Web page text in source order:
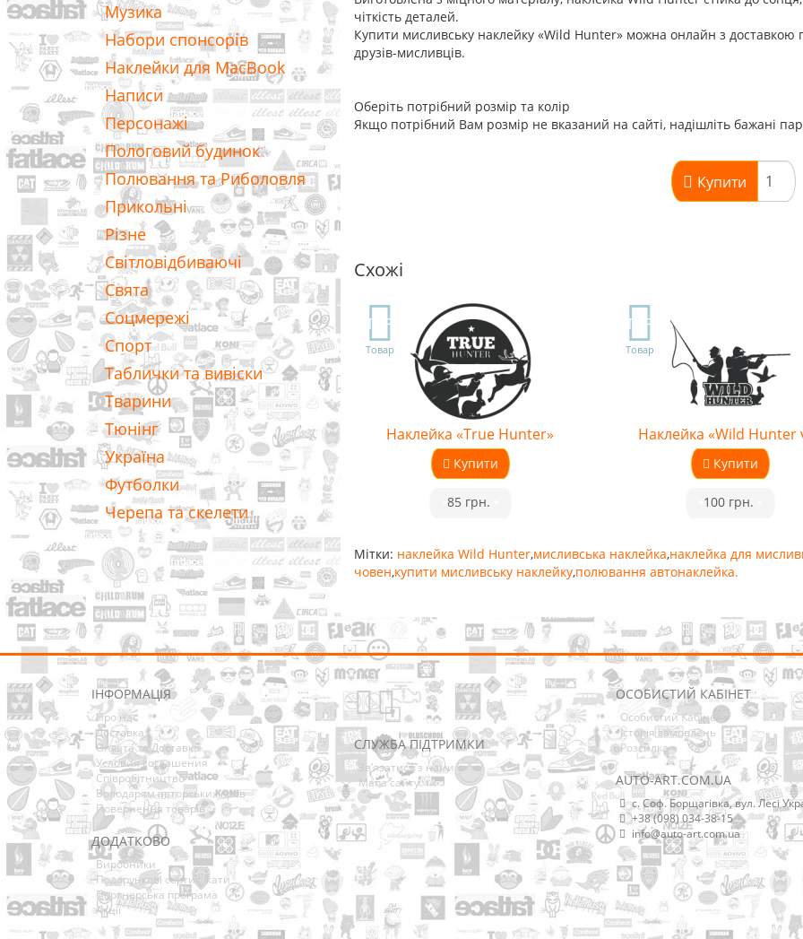
Музика
Набори спонсорів
Наклейки для MacBook
Написи
Персонажі
Пологовий будинок
Полювання та Риболовля
Прикольні
Різне
Світловідбиваючі
Свята
Соцмережі
Спорт
Таблички та вивіски
Тварини
Тюнінг
Україна
Футболки
Черепа та скелети
чіткість деталей.
Купити мисливську наклейку «Wild Hunter» можна онлайн з доставкою
друзів-мисливців.
Оберіть потрібний розмір та колір
Якщо потрібний Вам розмір не вказаний на сайті, надішліть бажані
Купити
Схожі
TOP
Товар
Наклейка «True Hunter»
Купити
85 грн.
TOP
Товар
Наклейка «Wild Hunter
Купити
100 грн.
Мітки: наклейка Wild Hunter,мисливська наклейка,наклейка для
човен,купити мисливську наклейку,полювання автонаклейка.
ІНФОРМАЦІЯ
Про нас
Доставка
Оплата та Доставка
Условия соглашения
Співробітництво
Володарям авторських прав
Повернення товарів
ДОДАТКОВО
Виробники
Подарункові сертифікати
Партнерська програма
Акції
СЛУЖБА ПІДТРИМКИ
Зв’язатися з нами
Мапа сайту
ОСОБИСТИЙ КАБІНЕТ
Особистий Кабінет
Історія замовлень
Розсилка
AUTO-ART.COM.UA
с. Соф. Борщагівка, вул. Лесі
+38 (098) 034-38-15
info@auto-art.com.ua